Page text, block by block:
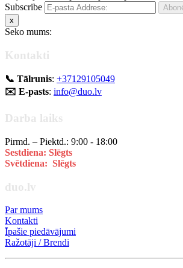
Subscribe
x
Seko mums:
Kontakti
📞 Tālrunis: +37129105049
✉️ E-pasts: info@duo.lv
Darba laiks
Pirmd. – Piektd.: 9:00 - 18:00
Sestdiena: Slēgts
Svētdiena: Slēgts
duo.lv
Par mums
Kontakti
Īpašie piedāvājumi
Ražotāji / Brendi